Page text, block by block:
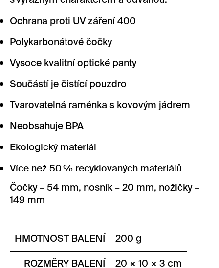
Ochrana proti UV záření 400
Polykarbonátové čočky
Vysoce kvalitní optické panty
Součástí je čistící pouzdro
Tvarovatelná raménka s kovovým jádrem
Neobsahuje BPA
Ekologický materiál
Více než 50 % recyklovaných materiálů
Čočky – 54 mm, nosník – 20 mm, nožičky –
149 mm
HMOTNOST BALENÍ 200 g
ROZMĚRY BALENÍ 20 × 10 × 3 cm